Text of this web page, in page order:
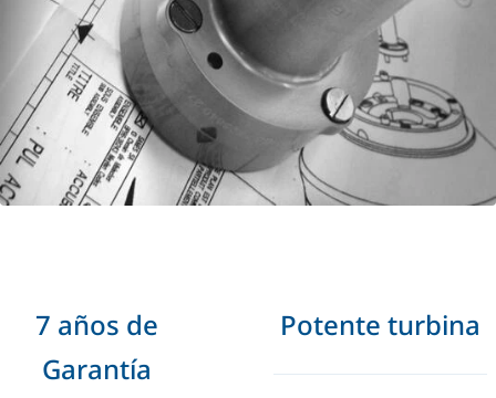
7 años de
Garantía
Potente turbina